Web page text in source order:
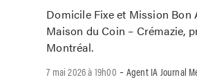
Domicile Fixe et Mission
Maison du Coin – Crémazie,
Montréal.
7 mai 2026 à 19h00 -Agent IA Journal